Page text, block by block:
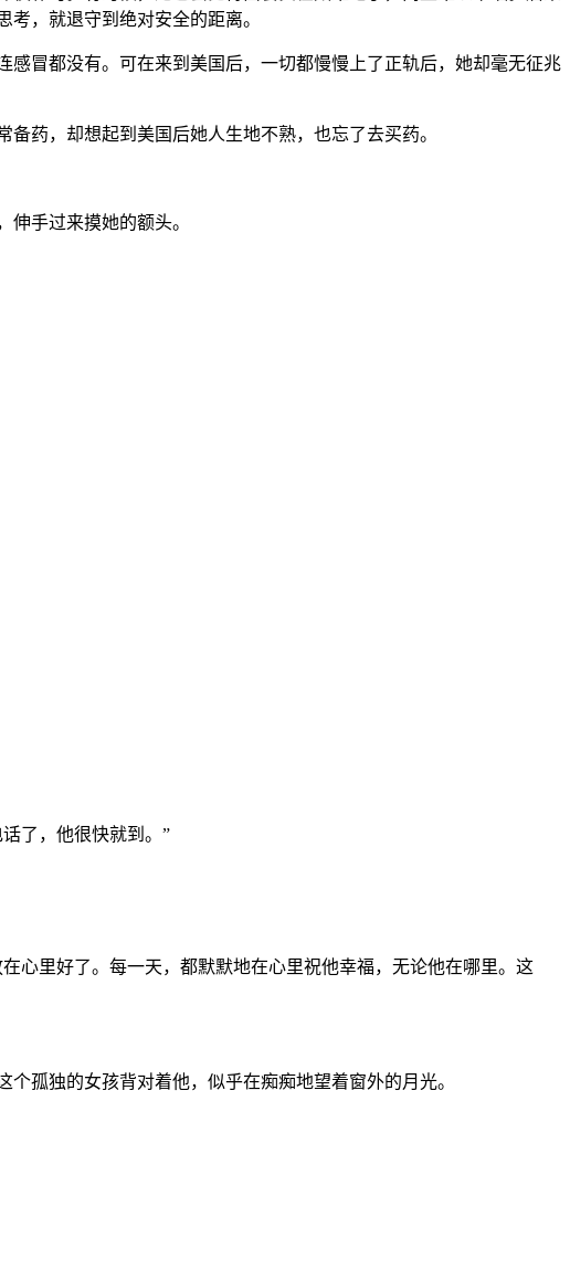
，就退守到绝对安全的距离。
冒都没有。可在来到美国后，一切都慢慢上了正轨后，她却毫无征兆
药，却想起到美国后她人生地不熟，也忘了去买药。
手过来摸她的额头。
了，他很快就到。”
心里好了。每一天，都默默地在心里祝他幸福，无论他在哪里。这
孤独的女孩背对着他，似乎在痴痴地望着窗外的月光。